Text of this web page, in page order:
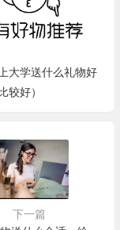
礼物最合适男生(头
的儿子送玩具
下一篇